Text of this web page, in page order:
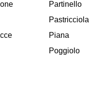
Partinello
Pastricciola
Piana
Poggiolo